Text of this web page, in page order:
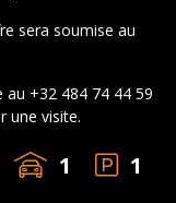
sera soumise au
au +32 484 74 44 59
une visite.
1 1